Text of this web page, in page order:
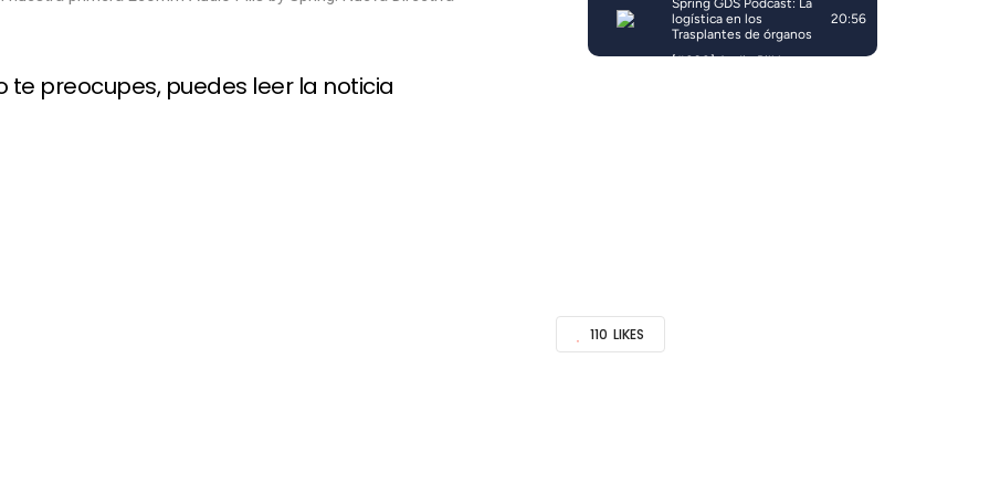
preocupes, puedes leer la noticia
110 LIKES